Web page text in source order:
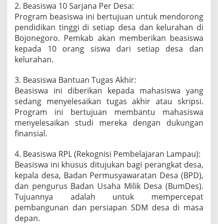
e
a
s
i
e
n
i
d
a
n
T
i
g
i
2. Beasiswa 10 Sarjana Per Desa:
Program beasiswa ini bertujuan untuk mendorong
pendidikan tinggi di setiap desa dan kelurahan di
Bojonegoro. Pemkab akan memberikan beasiswa
kepada 10 orang siswa dari setiap desa dan
kelurahan.
3. Beasiswa Bantuan Tugas Akhir:
Beasiswa ini diberikan kepada mahasiswa yang
sedang menyelesaikan tugas akhir atau skripsi.
Program ini bertujuan membantu mahasiswa
menyelesaikan studi mereka dengan dukungan
finansial.
4. Beasiswa RPL (Rekognisi Pembelajaran Lampau):
Beasiswa ini khusus ditujukan bagi perangkat desa,
kepala desa, Badan Permusyawaratan Desa (BPD),
dan pengurus Badan Usaha Milik Desa (BumDes).
Tujuannya adalah untuk mempercepat
pembangunan dan persiapan SDM desa di masa
depan.